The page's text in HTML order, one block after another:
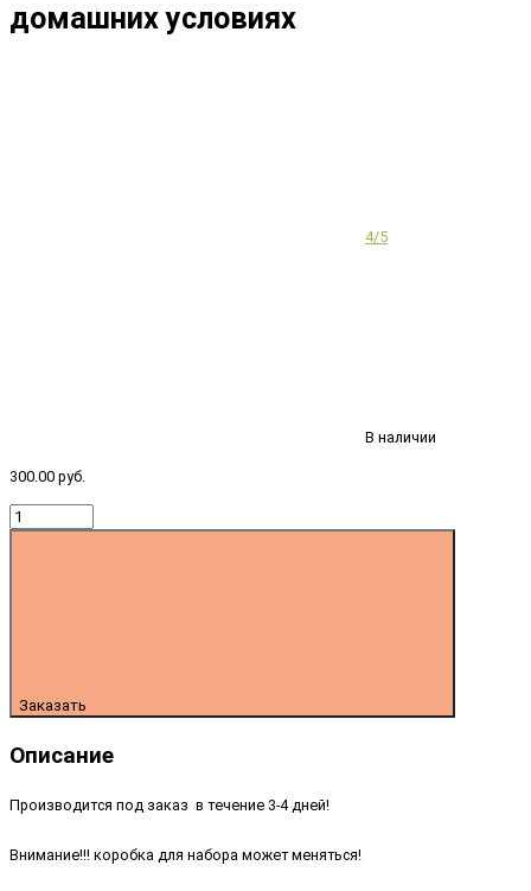
домашних условиях
4/5
В наличии
300.00 руб.
Заказать
Описание
Производится под заказ в течение 3-4 дней!
Внимание!!! коробка для набора может меняться!